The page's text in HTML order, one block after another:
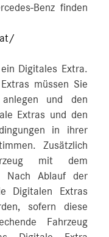
Benz finden
Digitales Extra.
müssen Sie
und den
Extras und den
in ihrer
Zusätzlich
mit dem
Nach Ablauf der
Digitalen Extras
sofern diese
Fahrzeug